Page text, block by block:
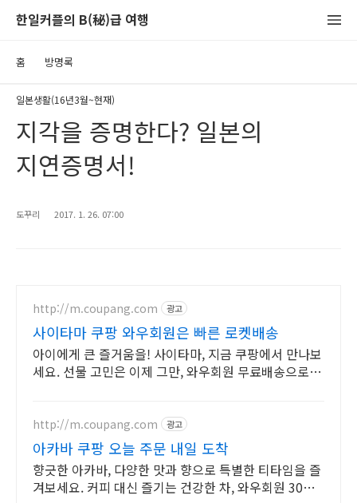
한일커플의 B(秘)급 여행
홈 방명록
일본생활(16년3월~현재)
지각을 증명한다? 일본의
지연증명서!
도꾸리 2017. 1. 26. 07:00
http://m.coupang.com 광고
사이타마 쿠팡 와우회원은 빠른 로켓배송
아이에게 큰 즐거움을! 사이타마, 지금 쿠팡에서 만나보
세요. 선물 고민은 이제 그만, 와우회원 무료배송으로 아
http://m.coupang.com 광고
아카바 쿠팡 오늘 주문 내일 도착
향긋한 아카바, 다양한 맛과 향으로 특별한 티타임을 즐
겨보세요. 커피 대신 즐기는 건강한 차, 와우회원 30일